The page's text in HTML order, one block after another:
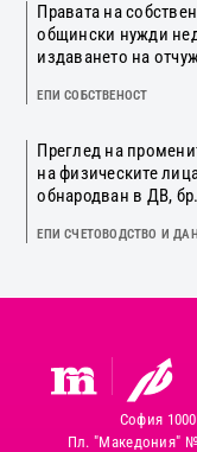
Правата на
общински нужди
издаването на
ЕПИ СОБСТВЕНОСТ
Преглед на
на физическите
обнародван в ДВ,
ЕПИ СЧЕТОВОДСТВО И
София 1000
Пл. "Македония"